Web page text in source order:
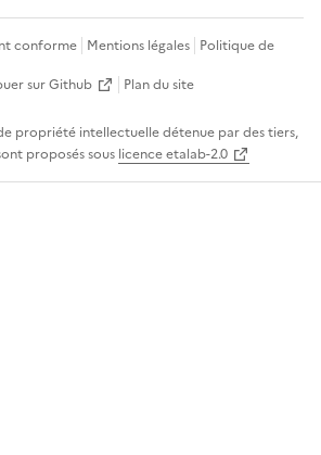
conforme Mentions légales Politique de
sur Github Plan du site
propriété intellectuelle détenue par des tiers,
proposés sous licence etalab-2.0